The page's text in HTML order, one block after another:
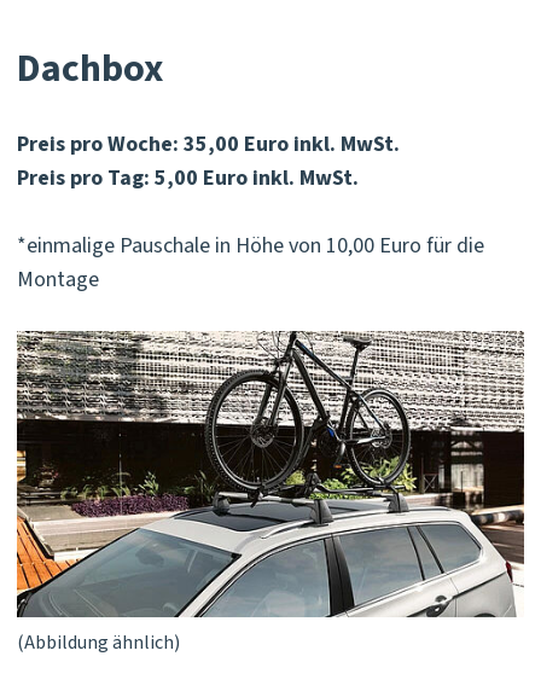
Dachbox
Preis pro Woche: 35,00 Euro inkl. MwSt.
Preis pro Tag: 5,00 Euro inkl. MwSt.
*einmalige Pauschale in Höhe von 10,00 Euro für die
Montage
(Abbildung ähnlich)